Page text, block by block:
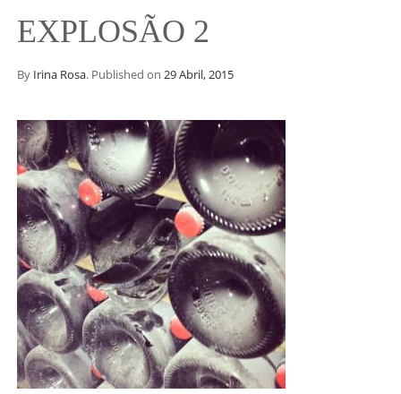
EXPLOSÃO 2
By Irina Rosa. Published on 29 Abril, 2015